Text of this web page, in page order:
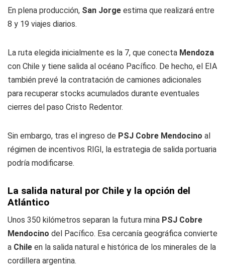
En plena producción, San Jorge estima que realizará entre
8 y 19 viajes diarios.
La ruta elegida inicialmente es la 7, que conecta Mendoza
con Chile y tiene salida al océano Pacífico. De hecho, el EIA
también prevé la contratación de camiones adicionales
para recuperar stocks acumulados durante eventuales
cierres del paso Cristo Redentor.
Sin embargo, tras el ingreso de PSJ Cobre Mendocino al
régimen de incentivos RIGI, la estrategia de salida portuaria
podría modificarse.
La salida natural por Chile y la opción del
Atlántico
Unos 350 kilómetros separan la futura mina PSJ Cobre
Mendocino del Pacífico. Esa cercanía geográfica convierte
a Chile en la salida natural e histórica de los minerales de la
cordillera argentina.